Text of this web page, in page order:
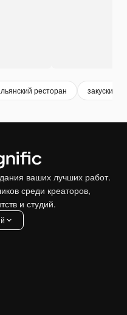
ресторан закуски
ваших лучших работ.
среди креаторов,
и студий.